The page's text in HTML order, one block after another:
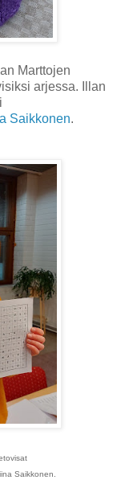
Marttojen
arjessa. Illan
Saikkonen.
Saikkonen.